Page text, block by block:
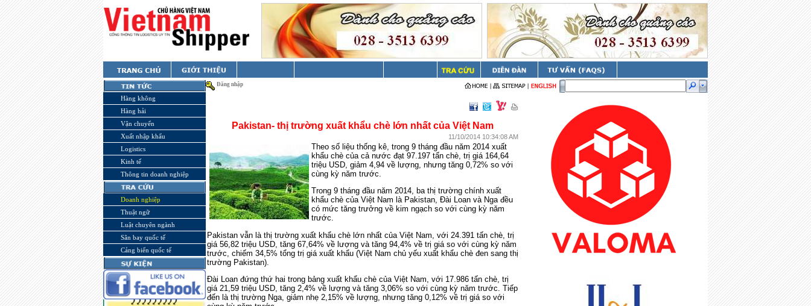
Hàng không
Hàng hải
Vận chuyển
Xuất nhập khẩu
Logistics
Kinh tế
Thông tin doanh nghiệp
Doanh nghiệp
Thuật ngữ
Luật chuyên ngành
Sân bay quốc tế
Cảng biển quốc tế
Đăng nhập
Pakistan- thị trường xuất khẩu chè lớn nhất của Việt Nam
11/10/2014 10:34:08 AM
Theo số liệu thống kê, trong 9 tháng đầu năm 2014 xuất
khẩu chè của cả nước đạt 97.197 tấn chè, trị giá 164,64
triệu USD, giảm 4,94 về lượng, nhưng tăng 0,72% so với
cùng kỳ năm trước.
Trong 9 tháng đầu năm 2014, ba thị trường chính xuất
khẩu chè của Việt Nam là Pakistan, Đài Loan và Nga đều
có mức tăng trưởng về kim ngạch so với cùng kỳ năm
trước.
Pakistan vẫn là thị trường xuất khẩu chè lớn nhất của Việt Nam, với 24.391 tấn chè, trị
giá 56,82 triệu USD, tăng 67,64% về lượng và tăng 94,4% về trị giá so với cùng kỳ năm
trước, chiếm 34,5% tổng trị giá xuất khẩu (Việt Nam chủ yếu xuất khẩu chè đen sang thị
trường Pakistan).
Đài Loan đứng thứ hai trong bảng xuất khẩu chè của Việt Nam, với 17.986 tấn chè, trị
giá 21,59 triệu USD, tăng 2,4% về lượng và tăng 3,06% so với cùng kỳ năm trước. Tiếp
đến là thị trường Nga, giảm nhẹ 2,15% về lượng, nhưng tăng 0,12% về trị giá so với